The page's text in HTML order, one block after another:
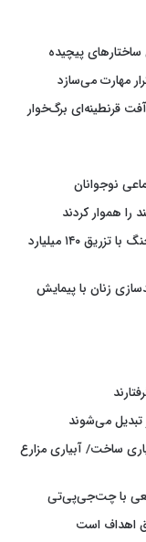
پیچیده
مهارت می‌سازد
قرنطینه‌ای برگ‌خوار
نوجوانان
هموار کردند
مهار موج تعدیل نیروی شرکت‌های فناور پس از جنگ با تزریق ۱۴۰ میلیارد
زنان با پیمایش
تبدیل می‌شوند
ساخت/ آبیاری مزارع
با چت‌جی‌پی‌تی
اهداف است